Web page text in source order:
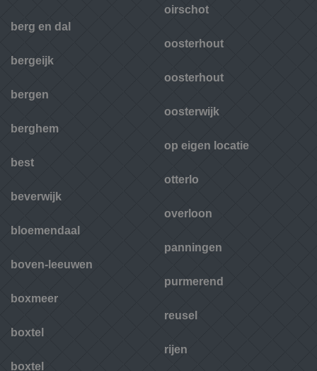
berg en dal
bergeijk
bergen
berghem
best
beverwijk
bloemendaal
boven-leeuwen
boxmeer
boxtel
boxtel
oirschot
oosterhout
oosterhout
oosterwijk
op eigen locatie
otterlo
overloon
panningen
purmerend
reusel
rijen